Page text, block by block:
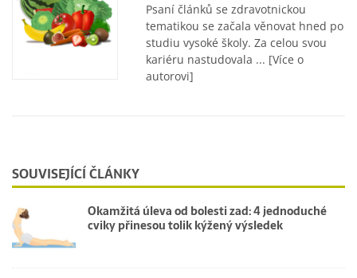
Psaní článků se zdravotnickou
tematikou se začala věnovat hned po
studiu vysoké školy. Za celou svou
kariéru nastudovala ... [Více o
autorovi]
SOUVISEJÍCÍ ČLÁNKY
Okamžitá úleva od bolesti zad: 4 jednoduché
cviky přinesou tolik kýžený výsledek